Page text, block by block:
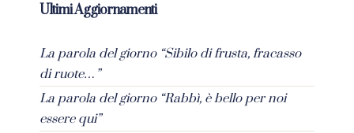
Ultimi Aggiornamenti
La parola del giorno “Sibilo di frusta, fracasso
di ruote…”
La parola del giorno “Rabbì, è bello per noi
essere qui”